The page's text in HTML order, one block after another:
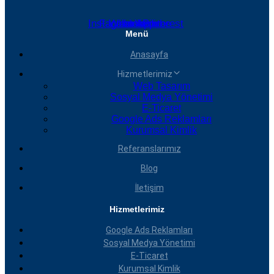
Instagram
Facebook
Whatsapp
Linkedin
Youtube
Pinterest
Menü
Anasayfa
Hizmetlerimiz
Web Tasarım
Sosyal Medya Yönetimi
E-Ticaret
Google Ads Reklamları
Kurumsal Kimlik
Referanslarımız
Blog
İletişim
Hizmetlerimiz
Google Ads Reklamları
Sosyal Medya Yönetimi
E-Ticaret
Kurumsal Kimlik